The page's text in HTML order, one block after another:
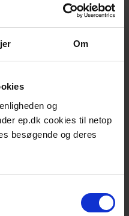
Om
og
ep.dk cookies til netop
besøgende og deres
DKK
500 kg.